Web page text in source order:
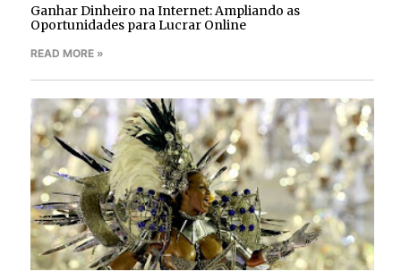
Ganhar Dinheiro na Internet: Ampliando as
Oportunidades para Lucrar Online
READ MORE »